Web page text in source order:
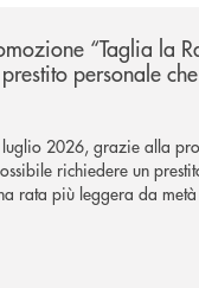
“Taglia la
personale
2026, grazie alla
richiedere un
rata più leggera da